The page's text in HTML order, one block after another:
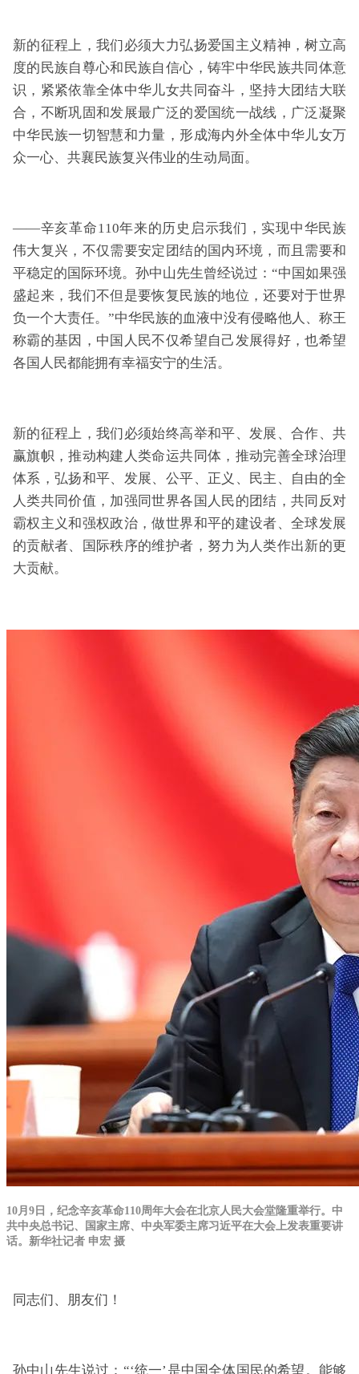
新的征程上，我们必须大力弘扬爱国主义精神，树立高
度的民族自尊心和民族自信心，铸牢中华民族共同体意
识，紧紧依靠全体中华儿女共同奋斗，坚持大团结大联
合，不断巩固和发展最广泛的爱国统一战线，广泛凝聚
中华民族一切智慧和力量，形成海内外全体中华儿女万
众一心、共襄民族复兴伟业的生动局面。
——辛亥革命110年来的历史启示我们，实现中华民族
伟大复兴，不仅需要安定团结的国内环境，而且需要和
平稳定的国际环境。孙中山先生曾经说过：“中国如果强
盛起来，我们不但是要恢复民族的地位，还要对于世界
负一个大责任。”中华民族的血液中没有侵略他人、称王
称霸的基因，中国人民不仅希望自己发展得好，也希望
各国人民都能拥有幸福安宁的生活。
新的征程上，我们必须始终高举和平、发展、合作、共
赢旗帜，推动构建人类命运共同体，推动完善全球治理
体系，弘扬和平、发展、公平、正义、民主、自由的全
人类共同价值，加强同世界各国人民的团结，共同反对
霸权主义和强权政治，做世界和平的建设者、全球发展
的贡献者、国际秩序的维护者，努力为人类作出新的更
大贡献。
10月9日，纪念辛亥革命110周年大会在北京人民大会堂隆重举行。中
共中央总书记、国家主席、中央军委主席习近平在大会上发表重要讲
话。新华社记者 申宏 摄
同志们、朋友们！
孙中山先生说过：“‘统一’是中国全体国民的希望。能够